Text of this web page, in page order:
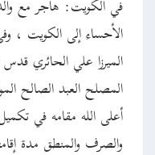
في الكويت: هاجر مع
الأحساء إلى الكويت ،
الميرزا علي الحائري
المصلح العبد الصالح
أعلى الله مقامه في
والصرف والمنطق مدة